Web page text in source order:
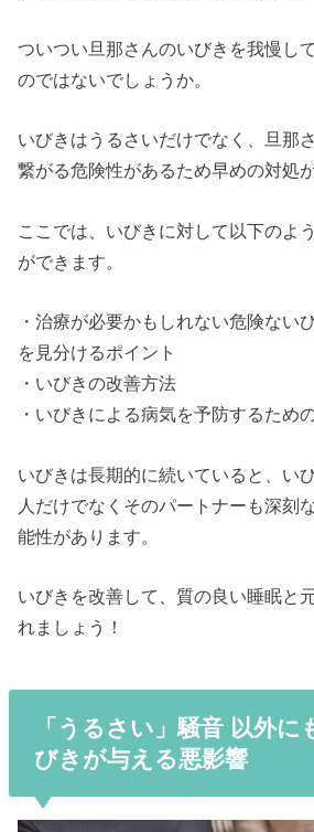
ついつい旦那さんのいびきを我慢し
のではないでしょうか。
いびきはうるさいだけでなく、旦那
繋がる危険性があるため早めの対処
ここでは、いびきに対して以下のよ
ができます。
・治療が必要かもしれない危険ない
を見分けるポイント
・いびきの改善方法
・いびきによる病気を予防するため
いびきは長期的に続いていると、い
人だけでなくそのパートナーも深刻
能性があります。
いびきを改善して、質の良い睡眠と
れましょう！
「うるさい」騒音 以外に
びきが与える悪影響